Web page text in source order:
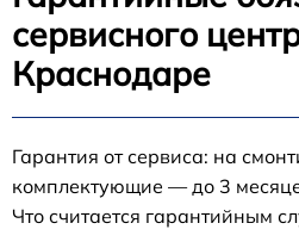
сервисного
Краснодаре
Гарантия от сервиса: на
комплектующие — до 3
Что считается гарантийным